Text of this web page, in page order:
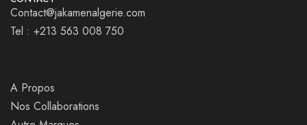
Contact@jakamenalgerie.com
Tel : +213 563 008 750
A Propos
Nos Collaborations